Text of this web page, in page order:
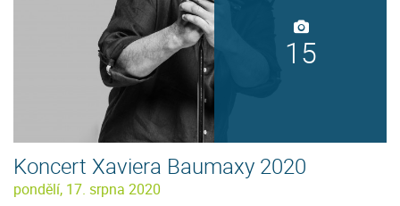
15
Koncert Xaviera Baumaxy 2020
pondělí, 17. srpna 2020